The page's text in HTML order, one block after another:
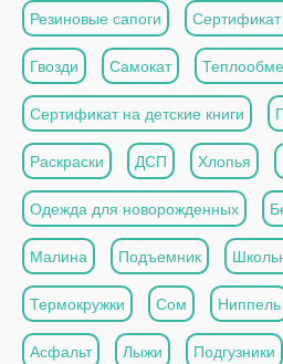
Резиновые сапоги
Гвозди Самокат
Сертификат на детские книги
Раскраски ДСП Хлопья
Одежда для новорожденных
Малина Подъемник
Термокружки Сом Ниппель
Асфальт Лыжи Подгузники